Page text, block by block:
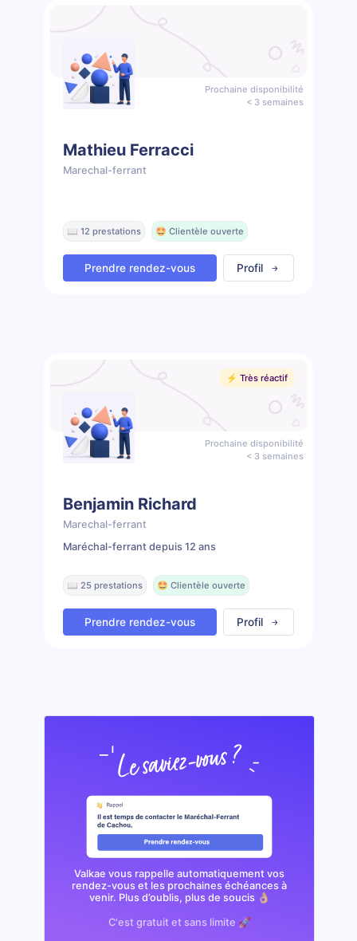
Prochaine disponibilité
< 3 semaines
Mathieu Ferracci
Marechal-ferrant
📖 12 prestations 🤩 Clientèle ouverte
Prendre rendez-vous Profil
⚡️ Très réactif
Prochaine disponibilité
< 3 semaines
Benjamin Richard
Marechal-ferrant
Maréchal-ferrant depuis 12 ans
📖 25 prestations 🤩 Clientèle ouverte
Prendre rendez-vous Profil
Valkae vous rappelle automatiquement vos
rendez-vous et les prochaines échéances à
venir. Plus d’oublis, plus de soucis 👌🏼
C'est gratuit et sans limite 🚀